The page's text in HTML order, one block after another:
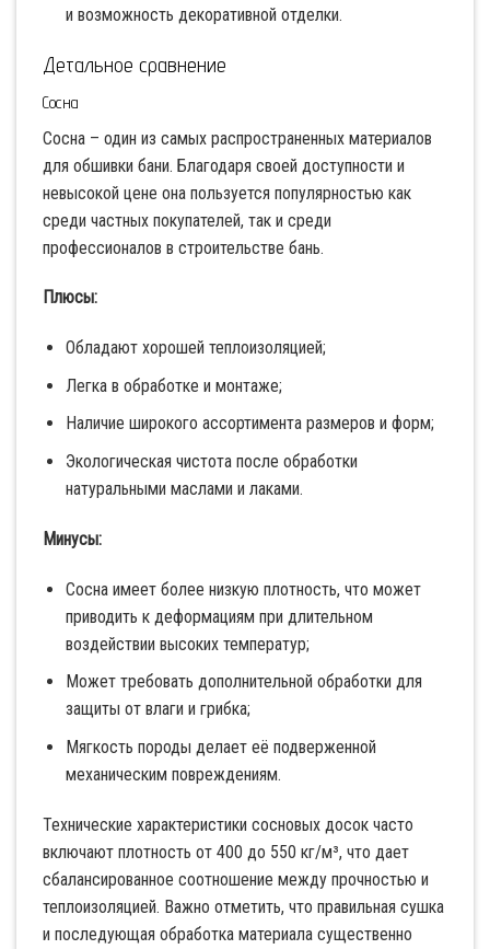
и возможность декоративной отделки.
Детальное сравнение
Сосна
Сосна – один из самых распространенных материалов
для обшивки бани. Благодаря своей доступности и
невысокой цене она пользуется популярностью как
среди частных покупателей, так и среди
профессионалов в строительстве бань.
Плюсы:
Обладают хорошей теплоизоляцией;
Легка в обработке и монтаже;
Наличие широкого ассортимента размеров и форм;
Экологическая чистота после обработки
натуральными маслами и лаками.
Минусы:
Сосна имеет более низкую плотность, что может
приводить к деформациям при длительном
воздействии высоких температур;
Может требовать дополнительной обработки для
защиты от влаги и грибка;
Мягкость породы делает её подверженной
механическим повреждениям.
Технические характеристики сосновых досок часто
включают плотность от 400 до 550 кг/м³, что дает
сбалансированное соотношение между прочностью и
теплоизоляцией. Важно отметить, что правильная сушка
и последующая обработка материала существенно